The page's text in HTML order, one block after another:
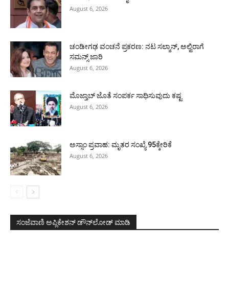
August 6, 2026
ಚಂಡೀಗಢ ವಂಚನೆ ಪ್ರಕರಣ: ನಟ ಸಲ್ಮಾನ್, ಅಲ್ವಿರಾಗೆ
ಸಮನ್ಸ್ ಜಾರಿ
August 6, 2026
ಮೊಜ್ತಾಬ್ ಜೊತೆ ಸಂಪರ್ಕ ಸಾಧಿಸುವುದು ಕಷ್ಟ
August 6, 2026
ಅಸ್ಸಾಂ ಪ್ರವಾಹ: ಮೃತರ ಸಂಖ್ಯೆ 95ಕ್ಕೇರಿಕೆ
August 6, 2026
ಸಂಜೆವಾಣಿ ಅಪ್ಲಿಕೇಶನ್ ಡೌನ್‌ಲೋಡ್ ಮಾಡಿ